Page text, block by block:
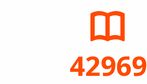
42969